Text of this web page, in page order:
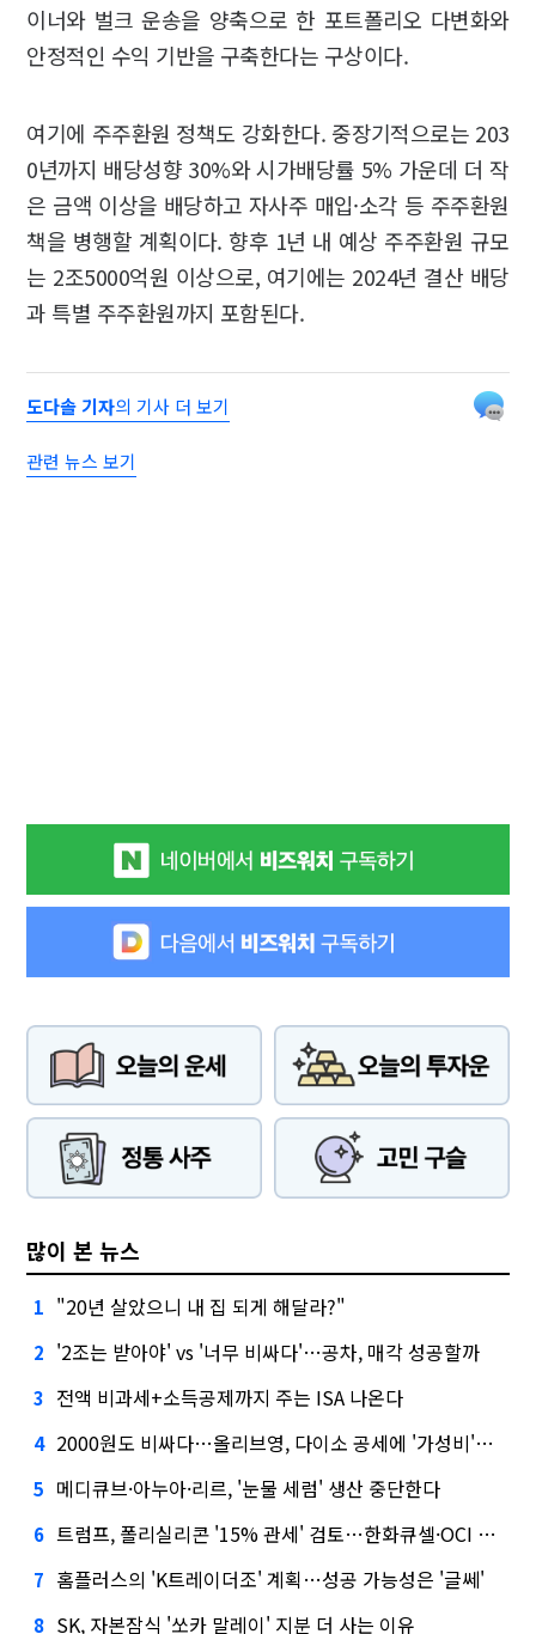
이너와 벌크 운송을 양축으로 한 포트폴리오 다변화와
안정적인 수익 기반을 구축한다는 구상이다.
여기에 주주환원 정책도 강화한다. 중장기적으로는 203
0년까지 배당성향 30%와 시가배당률 5% 가운데 더 작
은 금액 이상을 배당하고 자사주 매입·소각 등 주주환원
책을 병행할 계획이다. 향후 1년 내 예상 주주환원 규모
는 2조5000억원 이상으로, 여기에는 2024년 결산 배당
과 특별 주주환원까지 포함된다.
도다솔 기자의 기사 더 보기
관련 뉴스 보기
많이 본 뉴스
1 "20년 살았으니 내 집 되게 해달라?"
2 '2조는 받아야' vs '너무 비싸다'…공차, 매각 성공할까
3 전액 비과세+소득공제까지 주는 ISA 나온다
4 2000원도 비싸다…올리브영, 다이소 공세에 '가성비'로 맞불
5 메디큐브·아누아·리르, '눈물 세럼' 생산 중단한다
6 트럼프, 폴리실리콘 '15% 관세' 검토…한화큐셀·OCI 영향은?
7 홈플러스의 'K트레이더조' 계획…성공 가능성은 '글쎄'
8 SK, 자본잠식 '쏘카 말레이' 지분 더 사는 이유